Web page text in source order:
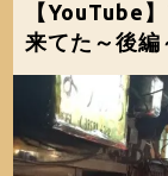
【YouTube
来てた～後編